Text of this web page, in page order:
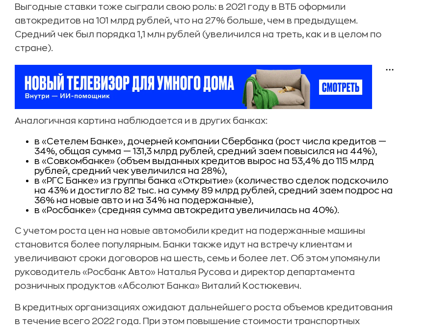
Выгодные ставки тоже сыграли свою роль: в 2021 году в ВТБ оформили
автокредитов на 101 млрд рублей, что на 27% больше, чем в предыдущем.
Средний чек был порядка 1,1 млн рублей (увеличился на треть, как и в целом по
стране).
Аналогичная картина наблюдается и в других банках:
в «Сетелем Банке», дочерней компании Сбербанка (рост числа кредитов —
34%, общая сумма — 131,3 млрд рублей, средний заем повысился на 44%),
в «Совкомбанке» (объем выданных кредитов вырос на 53,4% до 115 млрд
рублей, средний чек увеличился на 28%),
в «РГС Банке» из группы банка «Открытие» (количество сделок подскочило
на 43% и достигло 82 тыс. на сумму 89 млрд рублей, средний заем подрос на
36% на новые авто и на 34% на подержанные),
в «Росбанке» (средняя сумма автокредита увеличилась на 40%).
С учетом роста цен на новые автомобили кредит на подержанные машины
становится более популярным. Банки также идут на встречу клиентам и
увеличивают сроки договоров на шесть, семь и более лет. Об этом упомянули
руководитель «Росбанк Авто» Наталья Русова и директор департамента
розничных продуктов «Абсолют Банка» Виталий Костюкевич.
В кредитных организациях ожидают дальнейшего роста объемов кредитования
в течение всего 2022 года. При этом повышение стоимости транспортных